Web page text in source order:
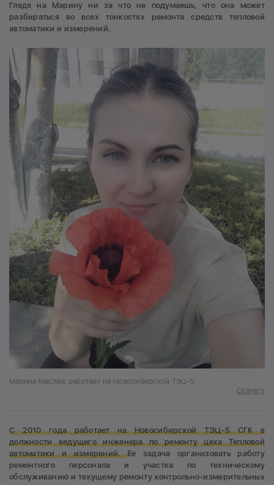
Глядя на Марину ни за что не подумаешь, что она может
разбираться во всех тонкостях ремонта средств тепловой
автоматики и измерений.
Марина Маслюк работает на Новосибирской ТЭЦ-5
Скачать
С 2010 года работает на Новосибирской ТЭЦ-5 СГК в
должности ведущего инженера по ремонту цеха Тепловой
автоматики и измерений.Ее задача организовать работу
ремонтного персонала и участка по техническому
обслуживанию и текущему ремонту контрольно-измерительных